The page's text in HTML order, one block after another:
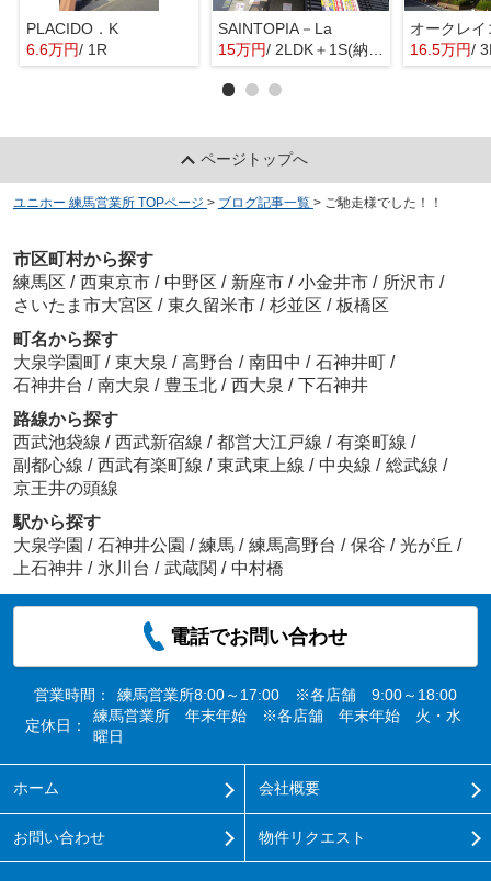
PLACIDO．K
6.6万円/ 1R
SAINTOPIA－La
15万円/ 2LDK＋1S(納戸) 16.5万円/
ページトップへ
ユニホー 練馬営業所 TOPページ > ブログ記事一覧 > ご馳走様でした！！
市区町村から探す
練馬区 / 西東京市 / 中野区 / 新座市 / 小金井市 / 所沢市 /
さいたま市大宮区 / 東久留米市 / 杉並区 / 板橋区
町名から探す
大泉学園町 / 東大泉 / 高野台 / 南田中 / 石神井町 /
石神井台 / 南大泉 / 豊玉北 / 西大泉 / 下石神井
路線から探す
西武池袋線 / 西武新宿線 / 都営大江戸線 / 有楽町線 /
副都心線 / 西武有楽町線 / 東武東上線 / 中央線 / 総武線 /
京王井の頭線
駅から探す
大泉学園 / 石神井公園 / 練馬 / 練馬高野台 / 保谷 / 光が丘 /
上石神井 / 氷川台 / 武蔵関 / 中村橋
電話でお問い合わせ
営業時間：
練馬営業所8:00～17:00 ※各店舗 9:00～18:00
定休日：
練馬営業所 年末年始 ※各店舗 年末年始 火・水
曜日
ホーム 会社概要
お問い合わせ 物件リクエスト